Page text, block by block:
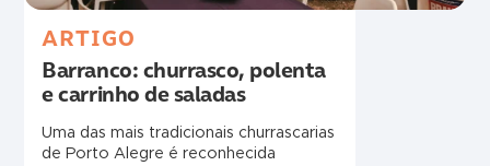
ARTIGO
Barranco: churrasco, polenta
e carrinho de saladas
Uma das mais tradicionais churrascarias
de Porto Alegre é reconhecida